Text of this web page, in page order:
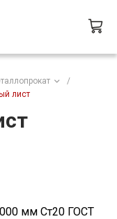
/
лист
мм Ст20 ГОСТ